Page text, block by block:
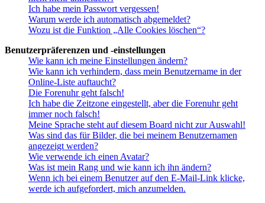
Ich habe mein Passwort vergessen!
Warum werde ich automatisch abgemeldet?
Wozu ist die Funktion „Alle Cookies löschen“?
Benutzerpräferenzen und -einstellungen
Wie kann ich meine Einstellungen ändern?
Wie kann ich verhindern, dass mein Benutzername in der
Online-Liste auftaucht?
Die Forenuhr geht falsch!
Ich habe die Zeitzone eingestellt, aber die Forenuhr geht
immer noch falsch!
Meine Sprache steht auf diesem Board nicht zur Auswahl!
Was sind das für Bilder, die bei meinem Benutzernamen
angezeigt werden?
Wie verwende ich einen Avatar?
Was ist mein Rang und wie kann ich ihn ändern?
Wenn ich bei einem Benutzer auf den E-Mail-Link klicke,
werde ich aufgefordert, mich anzumelden.